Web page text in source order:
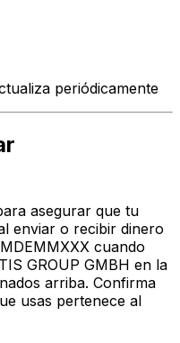
periódicamente
asegurar que tu
enviar o recibir dinero
cuando
GROUP GMBH en la
arriba. Confirma
usas pertenece al